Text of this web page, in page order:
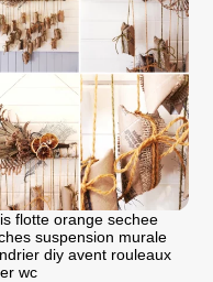
flotte orange sechee
suspension murale
diy avent rouleaux
wc